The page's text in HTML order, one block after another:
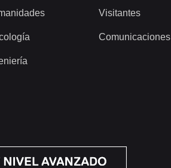
Visitantes
Comunicaciones